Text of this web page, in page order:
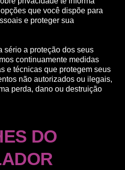
que você dispõe para
e proteger sua
sério a proteção dos seus
continuamente medidas
e técnicas que protegem seus
não autorizados ou ilegais,
perda, dano ou destruição
DO